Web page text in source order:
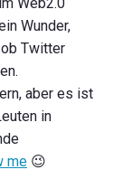
Wunder,
Twitter
aber es ist
in
me 😉